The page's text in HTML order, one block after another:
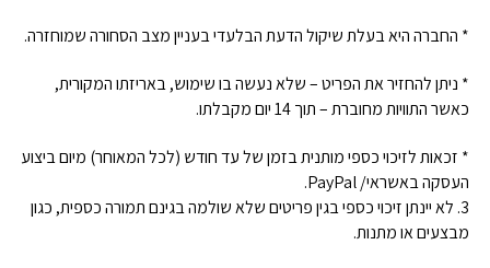
* החברה היא בעלת שיקול הדעת הבלעדי בעניין מצב הסחורה שמוחזרה.
* ניתן להחזיר את הפריט – שלא נעשה בו שימוש, באריזתו המקורית,
כאשר התוויות מחוברת – תוך 14 יום מקבלתו.
* זכאות לזיכוי כספי מותנית בזמן של עד חודש (לכל המאוחר) מיום ביצוע
העסקה באשראי/ PayPal.
3. לא יינתן זיכוי כספי בגין פריטים שלא שולמה בגינם תמורה כספית, כגון
מבצעים או מתנות.